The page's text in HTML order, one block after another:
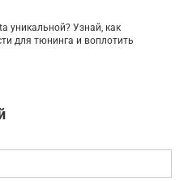
уникальной? Узнай, как
для тюнинга и воплотить